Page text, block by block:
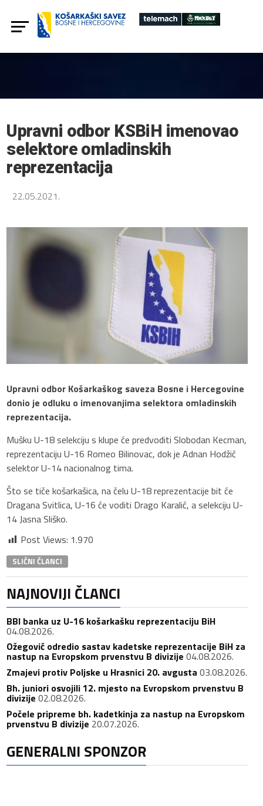
Upravni odbor KSBiH imenovao
selektore omladinskih
reprezentacija
22.05.2021.
Upravni odbor Košarkaškog saveza Bosne i Hercegovine
donio je odluku o imenovanjima selektora omladinskih
reprezentacija.
Mušku U-18 selekciju s klupe će predvoditi Slobodan Kecman,
reprezentaciju U-16 Romeo Bilinovac, dok je Adnan Hodžić
selektor U-14 nacionalnog tima.
Što se tiče košarkašica, na čelu U-18 reprezentacije bit će
Dragana Svitlica, U-16 će voditi Drago Karalić, a selekciju U-
14 Jasna Sliško.
Post Views: 1.970
SLIČNI ČLANCI
NAJNOVIJI ČLANCI
BBI banka uz U-16 košarkašku reprezentaciju BiH
04.08.2026.
Ožegović odredio sastav kadetske reprezentacije BiH za
nastup na Evropskom prvenstvu B divizije 04.08.2026.
Zmajevi protiv Poljske u Hrasnici 20. avgusta 03.08.2026.
Bh. juniori osvojili 12. mjesto na Evropskom prvenstvu B
divizije 02.08.2026.
Počele pripreme bh. kadetkinja za nastup na Evropskom
prvenstvu B divizije 20.07.2026.
GENERALNI SPONZOR